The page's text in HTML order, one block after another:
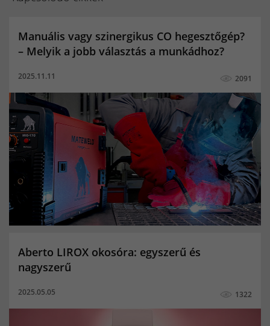
fixiflux
microforce
Ipari gáz forgalmazók
Co hegesztő gáz
5kg co2 palack
10kg töltött co palack
5kg co palack ár
20kg co palack
Linde co palack
hegesztő pálca
mma hegesztés karóra
okosóra
férfi okosóra
női okosóra
gyerek okosóra
MIG/MAG hegesztés
TIG hegesztés
co2 palack
Kevert gázpalack
Porbeles hegesztés
Bicikli multisport funkció
Elégetett kalóriák
okoskarkötő
Pulzusmerő
aktivitásmérő
Manuális vagy szinergikus CO hegesztőgép?
– Melyik a jobb választás a munkádhoz?
2025.11.11 2091
Aberto LIROX okosóra: egyszerű és
nagyszerű
2025.05.05 1322